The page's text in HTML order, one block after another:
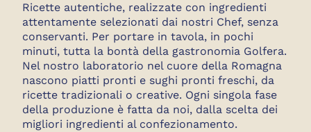
Ricette autentiche, realizzate con ingredienti
attentamente selezionati dai nostri Chef, senza
conservanti. Per portare in tavola, in pochi
minuti, tutta la bontà della gastronomia Golfera.
Nel nostro laboratorio nel cuore della Romagna
nascono piatti pronti e sughi pronti freschi, da
ricette tradizionali o creative. Ogni singola fase
della produzione è fatta da noi, dalla scelta dei
migliori ingredienti al confezionamento.